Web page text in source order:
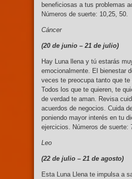
beneficiosas a tus problemas
Números de suerte: 10,25, 50.
Cáncer
(20 de junio – 21 de julio)
Hay Luna llena y tú estarás
emocionalmente. El bienestar
veces te preocupa tanto que te
Todos los que te quieren, te
de verdad te aman. Revisa
acuerdos de negocios. Cuida
poniendo mayor interés en tu
ejercicios. Números de suerte:
Leo
(22 de julio – 21 de agosto)
Esta Luna Llena te impulsa a